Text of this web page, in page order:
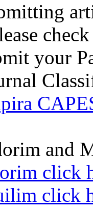
your
and
click
click